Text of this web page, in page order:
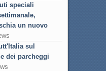
speciali
un nuovo
sul
dei parcheggi